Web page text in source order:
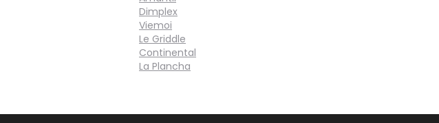
Dimplex
Viemoi
Le Griddle
Continental
La Plancha